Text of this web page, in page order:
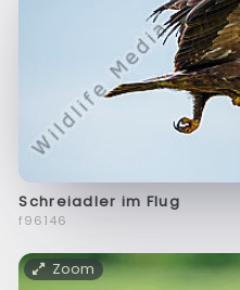
Schreiadler im Flug
f96146
Zoom